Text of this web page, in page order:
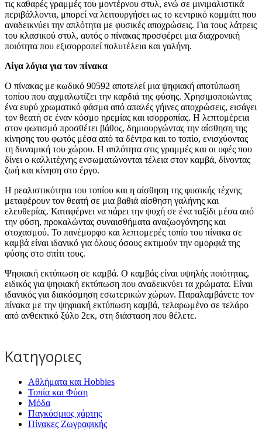
τις καθαρές γραμμές του μοντέρνου στυλ, ενώ σε μινιμαλιστικά
περιβάλλοντα, μπορεί να λειτουργήσει ως το κεντρικό κομμάτι που
αναδεικνύει την απλότητα με φυσικές αποχρώσεις. Για τους λάτρεις
του κλασικού στυλ, αυτός ο πίνακας προσφέρει μια διαχρονική
ποιότητα που εξισορροπεί πολυτέλεια και γαλήνη.
Λίγα λόγια για τον πίνακα
Ο πίνακας με κωδικό 90592 αποτελεί μια ψηφιακή αποτύπωση
τοπίου που αιχμαλωτίζει την καρδιά της φύσης. Χρησιμοποιώντας
ένα ευρύ χρωματικό φάσμα από απαλές γήινες αποχρώσεις, εισάγει
τον θεατή σε έναν κόσμο ηρεμίας και ισορροπίας. Η λεπτομέρεια
στον φωτισμό προσθέτει βάθος, δημιουργώντας την αίσθηση της
κίνησης του φωτός μέσα από τα δέντρα και το τοπίο, ενισχύοντας
τη δυναμική του χώρου. Η απλότητα στις γραμμές και οι υφές που
δίνει ο καλλιτέχνης ενσωματώνονται τέλεια στον καμβά, δίνοντας
ζωή και κίνηση στο έργο.
Η ρεαλιστικότητα του τοπίου και η αίσθηση της φυσικής τέχνης
μεταφέρουν τον θεατή σε μια βαθιά αίσθηση γαλήνης και
ελευθερίας. Καταφέρνει να πάρει την ψυχή σε ένα ταξίδι μέσα από
την φύση, προκαλώντας συναισθήματα αναζωογόνησης και
στοχασμού. Το πανέμορφο και λεπτομερές τοπίο του πίνακα σε
καμβά είναι ιδανικό για όλους όσους εκτιμούν την ομορφιά της
φύσης στο σπίτι τους.
Ψηφιακή εκτύπωση σε καμβά. Ο καμβάς είναι υψηλής ποιότητας,
ειδικός για ψηφιακή εκτύπωση που αναδεικνύει τα χρώματα. Είναι
ιδανικός για διακόσμηση εσωτερικών χώρων. Παραλαμβάνετε τον
πίνακα με την ψηφιακή εκτύπωση καμβά, τελαρωμένο σε τελάρο
από ανθεκτικό ξύλο 2εκ, στη διάσταση που θέλετε.
Κατηγοριες
Αθλήματα και Hobbies
Τοπία και Φύση
Μόδα
Παγκόσμιος χάρτης
Πίνακες Ζωγραφικής